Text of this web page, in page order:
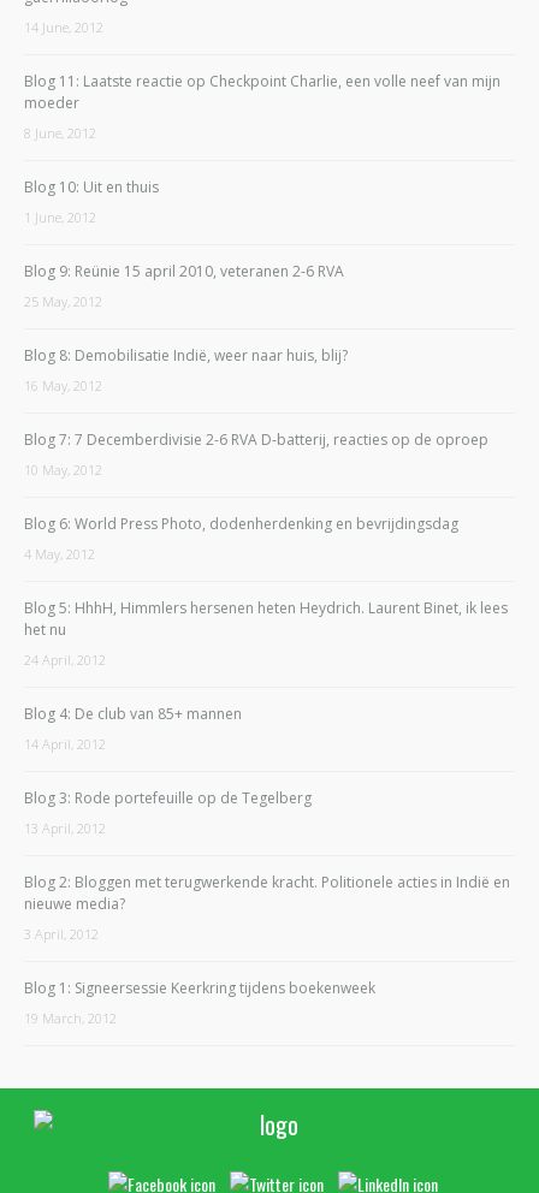
14 June, 2012
Blog 11: Laatste reactie op Checkpoint Charlie, een volle neef van mijn
moeder
8 June, 2012
Blog 10: Uit en thuis
1 June, 2012
Blog 9: Reünie 15 april 2010, veteranen 2-6 RVA
25 May, 2012
Blog 8: Demobilisatie Indië, weer naar huis, blij?
16 May, 2012
Blog 7: 7 Decemberdivisie 2-6 RVA D-batterij, reacties op de oproep
10 May, 2012
Blog 6: World Press Photo, dodenherdenking en bevrijdingsdag
4 May, 2012
Blog 5: HhhH, Himmlers hersenen heten Heydrich. Laurent Binet, ik lees
het nu
24 April, 2012
Blog 4: De club van 85+ mannen
14 April, 2012
Blog 3: Rode portefeuille op de Tegelberg
13 April, 2012
Blog 2: Bloggen met terugwerkende kracht. Politionele acties in Indië en
nieuwe media?
3 April, 2012
Blog 1: Signeersessie Keerkring tijdens boekenweek
19 March, 2012